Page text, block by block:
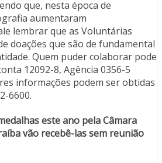
que, nesta época de
aumentaram
lembrar que as Voluntárias
doações que são de fundamental
Quem puder colaborar pode
12092-8, Agência 0356-5
informações podem ser obtidas
6600.
este ano pela Câmara
vão recebê-las sem reunião